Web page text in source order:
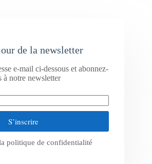
de la newsletter
e-mail ci-dessous et abonnez-
à notre newsletter
S’inscrire
politique de confidentialité